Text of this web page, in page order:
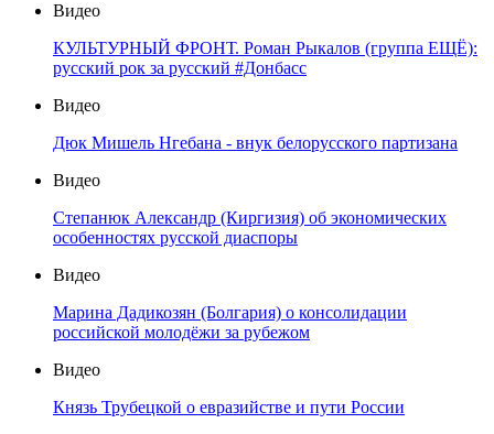
Видео
КУЛЬТУРНЫЙ ФРОНТ. Роман Рыкалов (группа ЕЩЁ):
русский рок за русский #Донбасс
Видео
Дюк Мишель Нгебана - внук белорусского партизана
Видео
Степанюк Александр (Киргизия) об экономических
особенностях русской диаспоры
Видео
Марина Дадикозян (Болгария) о консолидации
российской молодёжи за рубежом
Видео
Князь Трубецкой о евразийстве и пути России